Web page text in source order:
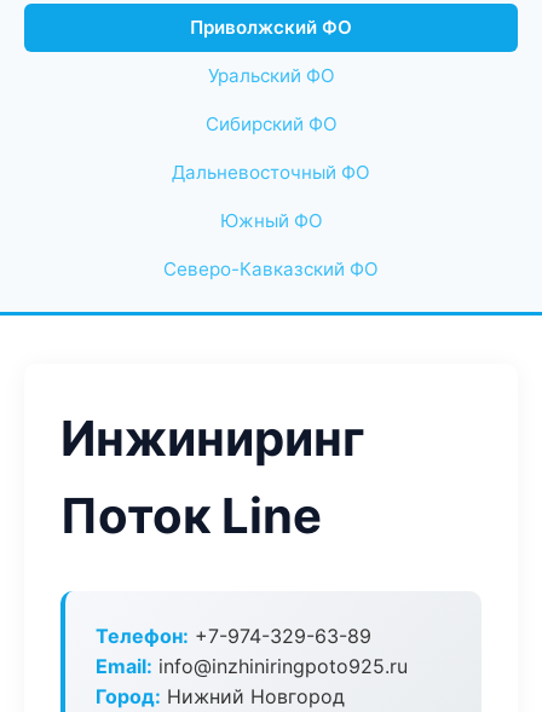
Приволжский ФО
Уральский ФО
Сибирский ФО
Дальневосточный ФО
Южный ФО
Северо-Кавказский ФО
Инжиниринг
Поток Line
Телефон: +7-974-329-63-89
Email: info@inzhiniringpoto925.ru
Город: Нижний Новгород